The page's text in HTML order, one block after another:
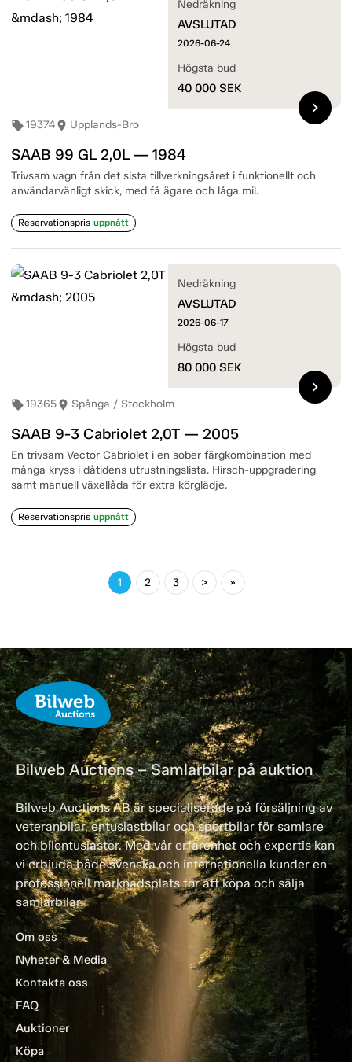
local_offer19374room Upplands-Bro
SAAB 99 GL 2,0L — 1984
Trivsam vagn från det sista tillverkningsåret i funktionellt och
användarvänligt skick, med få ägare och låga mil.
Reservationspris uppnått
Nedräkning
AVSLUTAD
2026-06-24
Högsta bud
40 000 SEK
chevron_right
local_offer19365room Spånga / Stockholm
SAAB 9-3 Cabriolet 2,0T — 2005
En trivsam Vector Cabriolet i en sober färgkombination med
många kryss i dåtidens utrustningslista. Hirsch-uppgradering
samt manuell växellåda för extra körglädje.
Reservationspris uppnått
Nedräkning
AVSLUTAD
2026-06-17
Högsta bud
80 000 SEK
chevron_right
1 2 3 > »
Bilweb Auctions – Samlarbilar på auktion
Bilweb Auctions AB är specialiserade på försäljning av
veteranbilar, entusiastbilar och sportbilar för samlare
och bilentusiaster. Med vår erfarenhet och expertis kan
vi erbjuda både svenska och internationella kunder en
professionell marknadsplats för att köpa och sälja
samlarbilar.
Om oss
Nyheter & Media
Kontakta oss
FAQ
Auktioner
Köpa